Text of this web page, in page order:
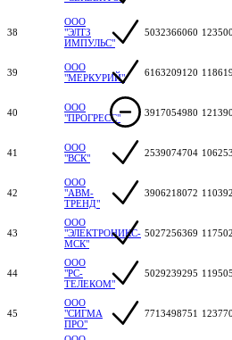
38
ООО
"ЭЛТЗ
ИМПУЛЬС"
5032366060
39
ООО
"МЕРКУРИЙ"
6163209120
40
ООО
"ПРОГРЕСС"
3917054980
41
ООО
"ВСК"
2539074704
42
ООО
"АВМ-
ТРЕНД"
3906218072
43
ООО
"ЭЛЕКТРОНИКС-
МСК"
5027256369
44
ООО
"РС-
ТЕЛЕКОМ"
5029239295
45
ООО
"СИГМА
ПРО"
7713498751